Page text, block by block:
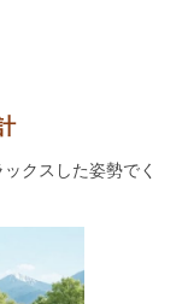
クスした姿勢でく